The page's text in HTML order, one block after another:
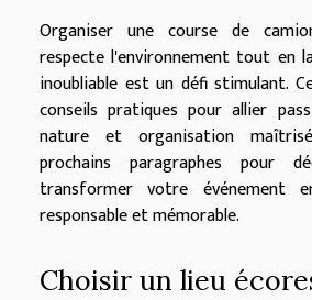
Organiser une course de
respecte l'environnement tout en
inoubliable est un défi stimulant.
conseils pratiques pour allier
nature et organisation
prochains paragraphes pour
transformer votre événement
responsable et mémorable.
Choisir un lieu